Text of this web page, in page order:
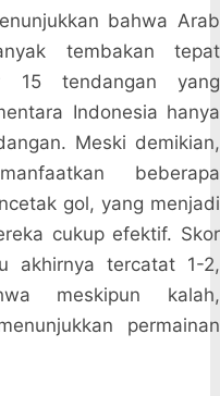
bahwa Arab
tembakan tepat
15 tendangan yang
Indonesia hanya
Meski demikian,
beberapa
gol, yang menjadi
cukup efektif. Skor
akhirnya tercatat 1-2,
meskipun kalah,
permainan